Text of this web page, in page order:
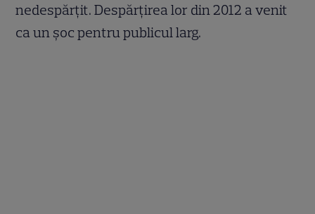
nedespărțit. Despărțirea lor din 2012 a venit
ca un șoc pentru publicul larg.